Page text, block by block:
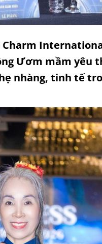
Ươm mầm yêu
nhàng, tinh tế